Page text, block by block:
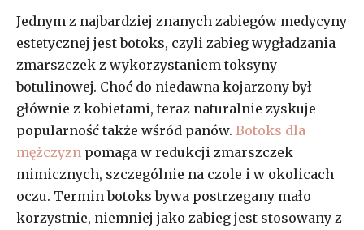
Jednym z najbardziej znanych zabiegów medycyny
estetycznej jest botoks, czyli zabieg wygładzania
zmarszczek z wykorzystaniem toksyny
botulinowej. Choć do niedawna kojarzony był
głównie z kobietami, teraz naturalnie zyskuje
popularność także wśród panów. Botoks dla
mężczyzn pomaga w redukcji zmarszczek
mimicznych, szczególnie na czole i w okolicach
oczu. Termin botoks bywa postrzegany mało
korzystnie, niemniej jako zabieg jest stosowany z